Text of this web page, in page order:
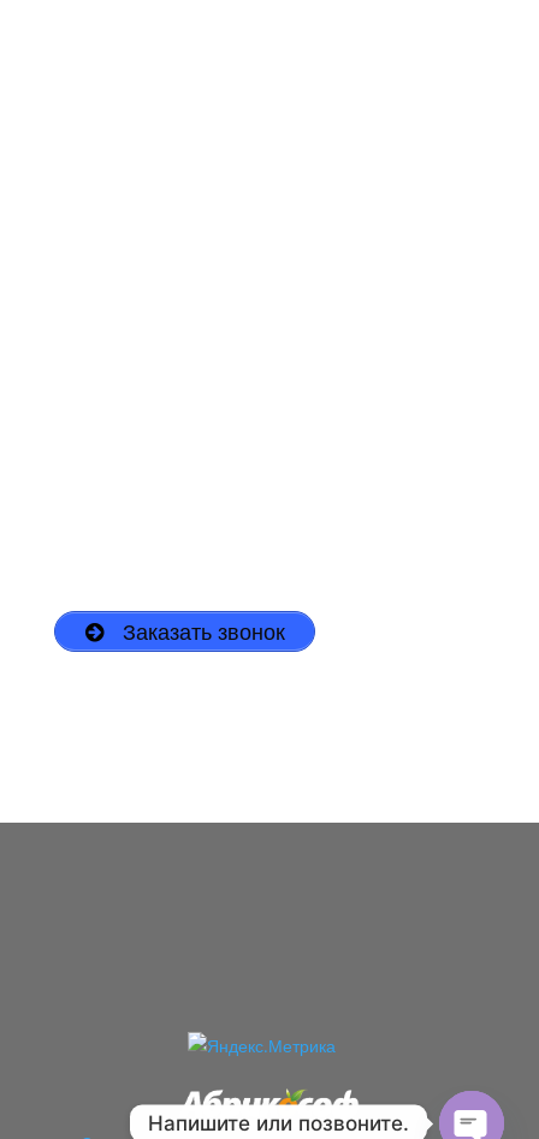
Заказать звонок
Напишите или позвоните.